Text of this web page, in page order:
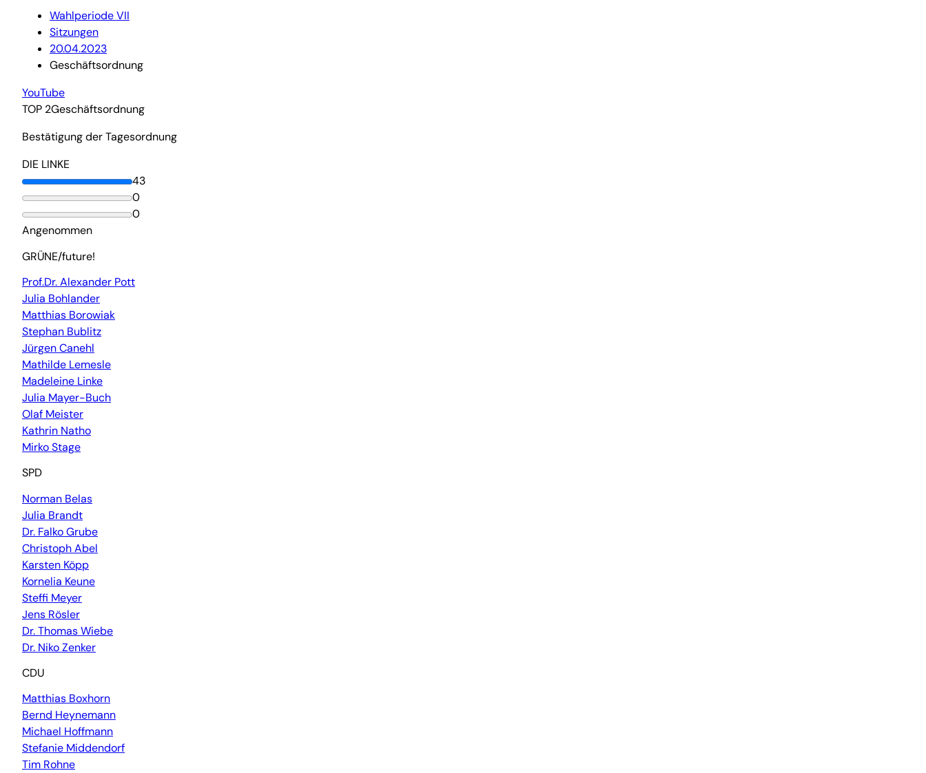
Wahlperiode VII
Sitzungen
20.04.2023
Geschäftsordnung
YouTube
TOP 2Geschäftsordnung
Bestätigung der Tagesordnung
DIE LINKE
43
0
0
Angenommen
GRÜNE/future!
Prof.Dr. Alexander Pott
Julia Bohlander
Matthias Borowiak
Stephan Bublitz
Jürgen Canehl
Mathilde Lemesle
Madeleine Linke
Julia Mayer-Buch
Olaf Meister
Kathrin Natho
Mirko Stage
SPD
Norman Belas
Julia Brandt
Dr. Falko Grube
Christoph Abel
Karsten Köpp
Kornelia Keune
Steffi Meyer
Jens Rösler
Dr. Thomas Wiebe
Dr. Niko Zenker
CDU
Matthias Boxhorn
Bernd Heynemann
Michael Hoffmann
Stefanie Middendorf
Tim Rohne